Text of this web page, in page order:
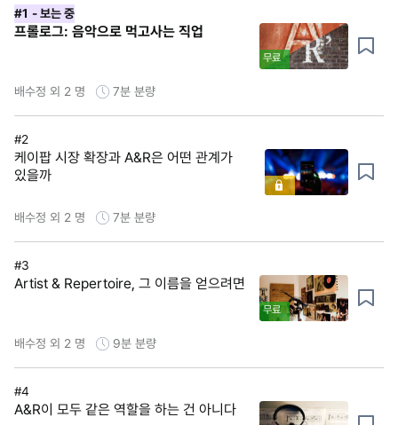
#1 - 보는 중
프롤로그: 음악으로 먹고사는 직업
무료
배수정 외 2 명 7분 분량
#2
케이팝 시장 확장과 A&R은 어떤 관계가
있을까
배수정 외 2 명 7분 분량
#3
Artist & Repertoire, 그 이름을 얻으려면
무료
배수정 외 2 명 9분 분량
#4
A&R이 모두 같은 역할을 하는 건 아니다